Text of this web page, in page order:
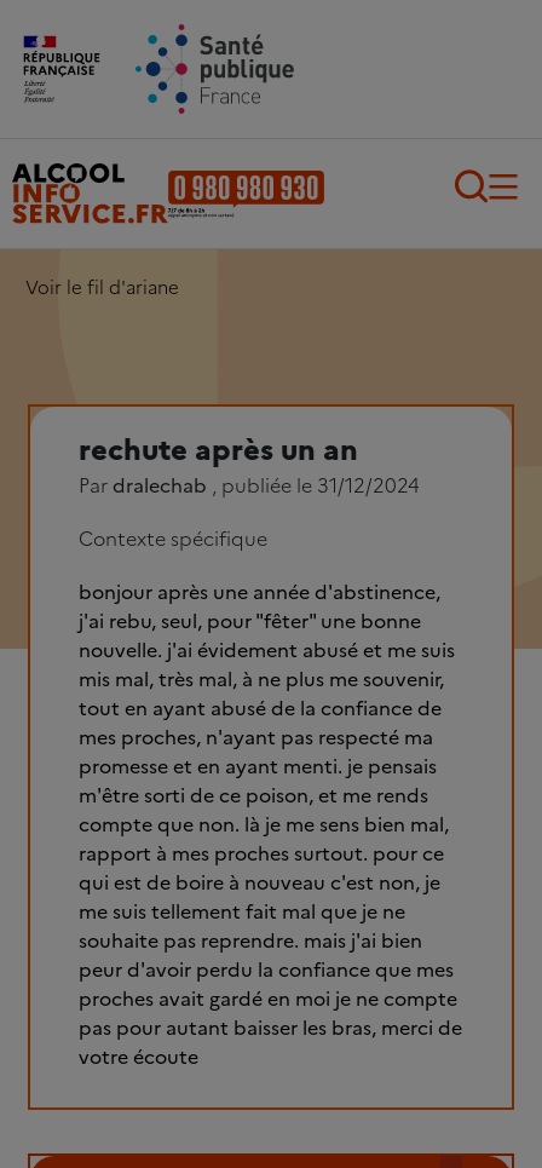
Aller au contenu principal
Voir le fil d'ariane
rechute après un an
Par dralechab , publiée le 31/12/2024
Contexte spécifique
bonjour après une année d'abstinence,
j'ai rebu, seul, pour "fêter" une bonne
nouvelle. j'ai évidement abusé et me suis
mis mal, très mal, à ne plus me souvenir,
tout en ayant abusé de la confiance de
mes proches, n'ayant pas respecté ma
promesse et en ayant menti. je pensais
m'être sorti de ce poison, et me rends
compte que non. là je me sens bien mal,
rapport à mes proches surtout. pour ce
qui est de boire à nouveau c'est non, je
me suis tellement fait mal que je ne
souhaite pas reprendre. mais j'ai bien
peur d'avoir perdu la confiance que mes
proches avait gardé en moi je ne compte
pas pour autant baisser les bras, merci de
votre écoute